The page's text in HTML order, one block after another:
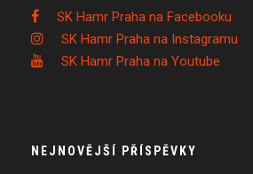
SK Hamr Praha na Facebooku
SK Hamr Praha na Instagramu
SK Hamr Praha na Youtube
NEJNOVĚJŠÍ PŘÍSPĚVKY